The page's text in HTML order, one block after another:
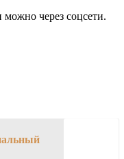
через соцсети.